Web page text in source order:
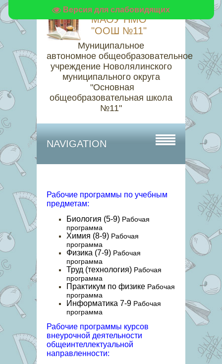
Версия для слабовидящих
МАОУ НМО
"ООШ №11"
Муниципальное
автономное общеобразовательное
учреждение Новолялинского
муниципального округа
"Основная
общеобразовательная школа
№11"
NAVIGATION
Рабочие программы по учебным
предметам:
Биология (5-9) Рабочая
программа
Химия (8-9) Рабочая
программа
Физика (7-9) Рабочая
программа
Труд (технология) Рабочая
программа
Практикум по физике Рабочая
программа
Информатика 7-9 Рабочая
программа
Рабочие программы курсов
внеурочной деятельности
общеинтеллектуальной
направленности: